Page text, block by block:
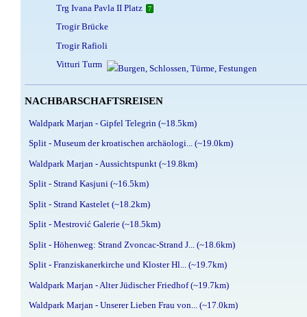
Trg Ivana Pavla II Platz 7
Trogir Brücke
Trogir Rafioli
Vitturi Turm
NACHBARSCHAFTSREISEN
Waldpark Marjan - Gipfel Telegrin (~18.5km)
Split - Museum der kroatischen archäologi... (~19.0km)
Waldpark Marjan - Aussichtspunkt (~19.8km)
Split - Strand Kasjuni (~16.5km)
Split - Strand Kastelet (~18.2km)
Split - Mestrović Galerie (~18.5km)
Split - Höhenweg: Strand Zvoncac-Strand J... (~18.6km)
Split - Franziskanerkirche und Kloster Hl... (~19.7km)
Waldpark Marjan - Alter Jüdischer Friedhof (~19.7km)
Waldpark Marjan - Unserer Lieben Frau von... (~17.0km)